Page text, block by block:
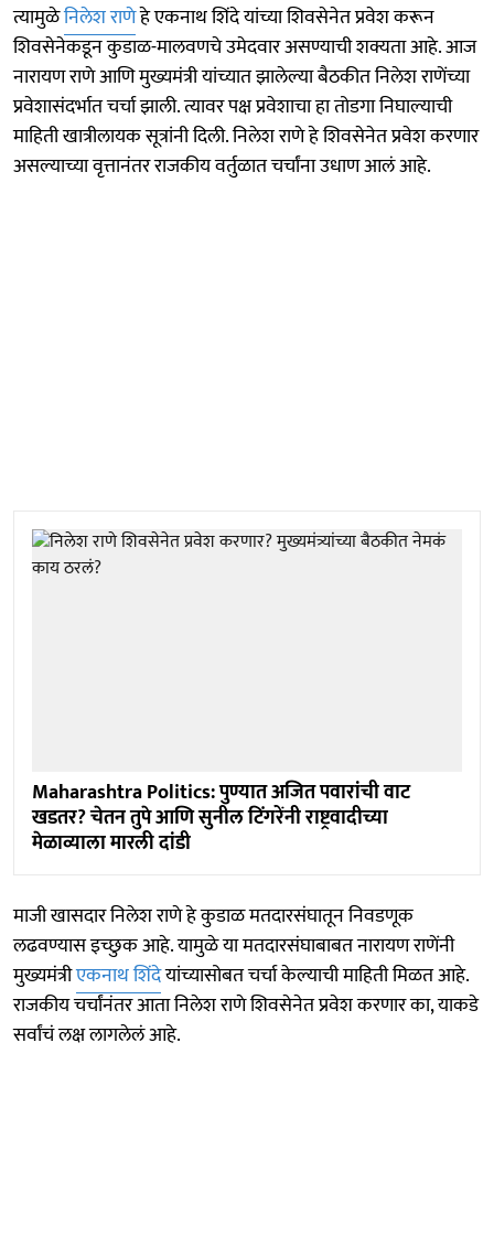
त्यामुळेनिलेश राणेहे एकनाथ शिंदे यांच्या शिवसेनेत प्रवेश करून
शिवसेनेकडून कुडाळ-मालवणचे उमेदवार असण्याची शक्यता आहे. आज
नारायण राणे आणि मुख्यमंत्री यांच्यात झालेल्या बैठकीत निलेश राणेंच्या
प्रवेशासंदर्भात चर्चा झाली. त्यावर पक्ष प्रवेशाचा हा तोडगा निघाल्याची
माहिती खात्रीलायक सूत्रांनी दिली. निलेश राणे हे शिवसेनेत प्रवेश करणार
असल्याच्या वृत्तानंतर राजकीय वर्तुळात चर्चांना उधाण आलं आहे.
Maharashtra Politics: पुण्यात अजित पवारांची वाट
खडतर? चेतन तुपे आणि सुनील टिंगरेंनी राष्ट्रवादीच्या
मेळाव्याला मारली दांडी
माजी खासदार निलेश राणे हे कुडाळ मतदारसंघातून निवडणूक
लढवण्यास इच्छुक आहे. यामुळे या मतदारसंघाबाबत नारायण राणेंनी
मुख्यमंत्रीएकनाथ शिंदेयांच्यासोबत चर्चा केल्याची माहिती मिळत आहे.
राजकीय चर्चांनंतर आता निलेश राणे शिवसेनेत प्रवेश करणार का, याकडे
सर्वांचं लक्ष लागलेलं आहे.